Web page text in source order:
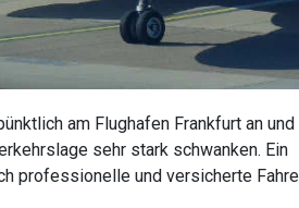
am Flughafen Frankfurt an und
sehr stark schwanken. Ein
professionelle und versicherte